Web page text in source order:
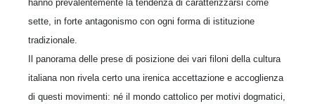
hanno prevalentemente la tendenza di caratterizzarsi come
sette, in forte antagonismo con ogni forma di istituzione
tradizionale.
Il panorama delle prese di posizione dei vari filoni della cultura
italiana non rivela certo una irenica accettazione e accoglienza
di questi movimenti: né il mondo cattolico per motivi dogmatici,